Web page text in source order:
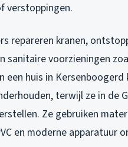
verstoppingen.
repareren kranen,
sanitaire voorzieningen
een huis in Kersenboogerd
terwijl ze in de
Ze gebruiken
en moderne apparatuur